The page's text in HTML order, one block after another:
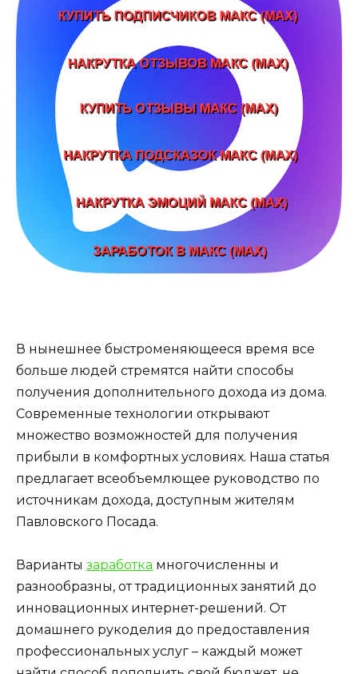
В нынешнее быстроменяющееся время все
больше людей стремятся найти способы
получения дополнительного дохода из дома.
Современные технологии открывают
множество возможностей для получения
прибыли в комфортных условиях. Наша статья
предлагает всеобъемлющее руководство по
источникам дохода, доступным жителям
Павловского Посада.
Варианты заработка многочисленны и
разнообразны, от традиционных занятий до
инновационных интернет-решений. От
домашнего рукоделия до предоставления
профессиональных услуг – каждый может